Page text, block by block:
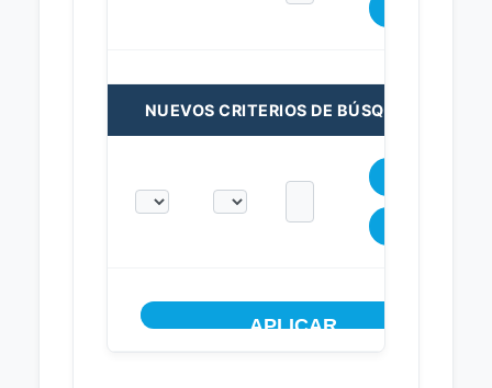
NUEVOS CRITERIOS DE BÚSQUEDA: